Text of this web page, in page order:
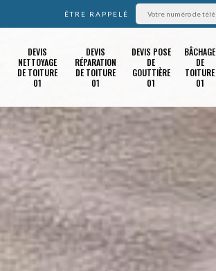
ÊTRE RAPPELÉ
DEVIS
NETTOYAGE
DE TOITURE
01
DEVIS
RÉPARATION
DE TOITURE
01
DEVIS POSE
DE
GOUTTIÈRE
01
BÂCHAGE
DE
TOITURE
01